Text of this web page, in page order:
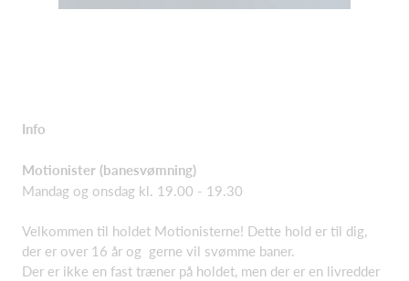
Info
Motionister (banesvømning)
Mandag og onsdag kl. 19.00 - 19.30
Velkommen til holdet Motionisterne! Dette hold er til dig,
der er over 16 år og gerne vil svømme baner.
Der er ikke en fast træner på holdet, men der er en livredder